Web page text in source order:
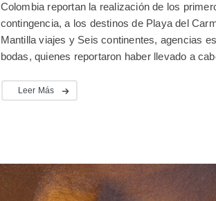
Colombia reportan la realización de los
contingencia, a los destinos de Playa del
Mantilla viajes y Seis continentes, agencias
bodas, quienes reportaron haber llevado a
Leer Más